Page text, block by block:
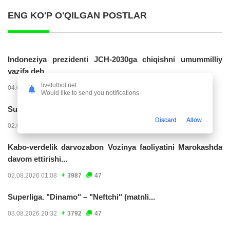
ENG KO'P O'QILGAN POSTLAR
Indoneziya prezidenti JCH-2030ga chiqishni umummilliy
vazifa deb...
04.08.2026 02:11 14289
Superliga. “Buxoro” - “Lokomotiv”...
02.08.2026 03:08
Kabo-verdelik darvozabon Vozinya faoliyatini Marokashda
davom ettirishi...
02.08.2026 01:08 3987 47
Superliga. "Dinamo" – "Neftchi" (matnli...
03.08.2026 20:32 3792 47
livefutbol.net
Would like to send you notifications
Discard Allow